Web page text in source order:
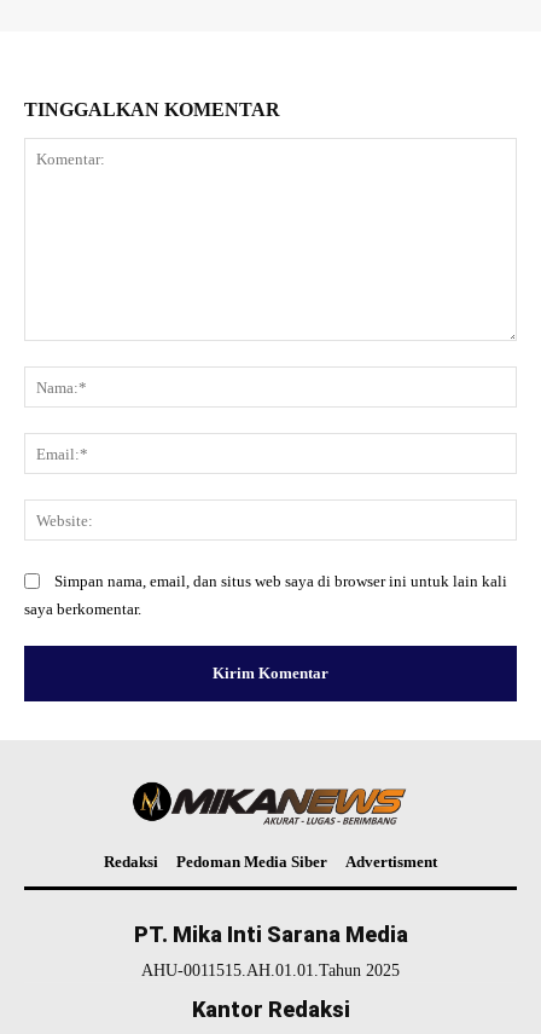
TINGGALKAN KOMENTAR
Simpan nama, email, dan situs web saya di browser ini untuk lain kali
saya berkomentar.
Redaksi Pedoman Media Siber Advertisment
PT. Mika Inti Sarana Media
AHU-0011515.AH.01.01.Tahun 2025
Kantor Redaksi